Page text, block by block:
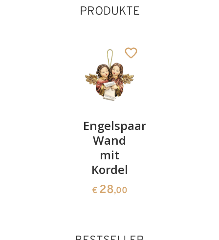
PRODUKTE
Engelspaar-
Wand
mit
Kordel
€ 28,00